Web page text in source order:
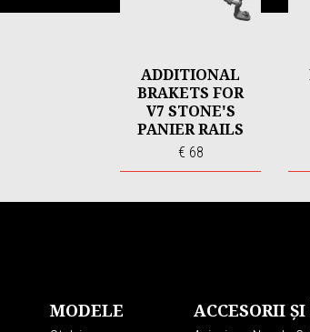
ADDITIONAL
BRAKETS FOR
V7 STONE'S
PANIER RAILS
€ 68
MODELE ACCESORII